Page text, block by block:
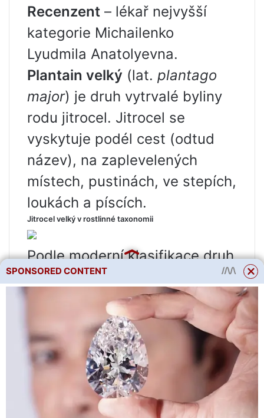
Recenzent – lékař nejvyšší
kategorie Michailenko
Lyudmila Anatolyevna.
Plantain velký (lat. plantago
major) je druh vytrvalé byliny
rodu jitrocel. Jitrocel se
vyskytuje podél cest (odtud
název), na zaplevelených
místech, pustinách, ve stepích,
loukách a píscích.
Jitrocel velký v rostlinné taxonomii
Podle moderní klasifikace druh
Plantain velký
patří do rodiny
Plantain
, část rodinyJitrocel
Luciferous, Třída
Dvouděložné rostliny
, Oddělení
Angiospermy, království
SPONSORED CONTENT